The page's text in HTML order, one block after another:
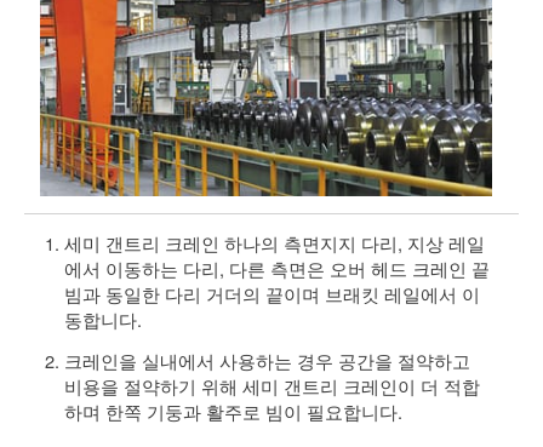
세미 갠트리 크레인 하나의 측면지지 다리, 지상 레일
에서 이동하는 다리, 다른 측면은 오버 헤드 크레인 끝
빔과 동일한 다리 거더의 끝이며 브래킷 레일에서 이
동합니다.
크레인을 실내에서 사용하는 경우 공간을 절약하고
비용을 절약하기 위해 세미 갠트리 크레인이 더 적합
하며 한쪽 기둥과 활주로 빔이 필요합니다.